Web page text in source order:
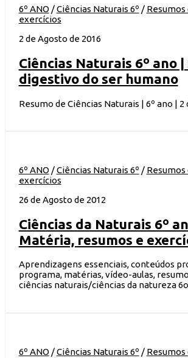
6º ANO /Ciências Naturais 6º /
exercícios
2 de Agosto de 2016
Ciências Naturais 6º ano
digestivo do ser humano
Resumo de Ciências Naturais | 6º ano | 2
6º ANO /Ciências Naturais 6º /
exercícios
26 de Agosto de 2012
Ciências da Naturais 6º
Matéria, resumos e
Aprendizagens essenciais, conteúdos
programa, matérias, vídeo-aulas,
ciências naturais/ciências da natureza
6º ANO /Ciências Naturais 6º /